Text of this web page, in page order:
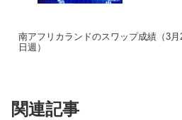
南アフリカランドのスワップ成績（3月
日週）
関連記事